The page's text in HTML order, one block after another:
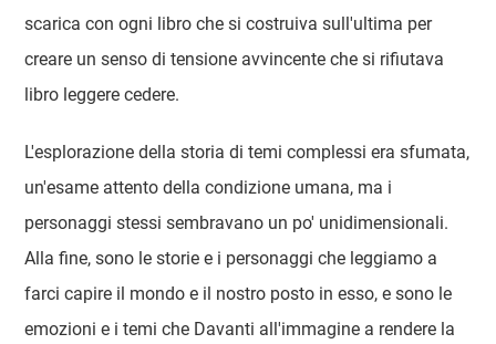
scarica con ogni libro che si costruiva sull'ultima per
creare un senso di tensione avvincente che si rifiutava
libro leggere cedere.
L'esplorazione della storia di temi complessi era sfumata,
un'esame attento della condizione umana, ma i
personaggi stessi sembravano un po' unidimensionali.
Alla fine, sono le storie e i personaggi che leggiamo a
farci capire il mondo e il nostro posto in esso, e sono le
emozioni e i temi che Davanti all'immagine a rendere la